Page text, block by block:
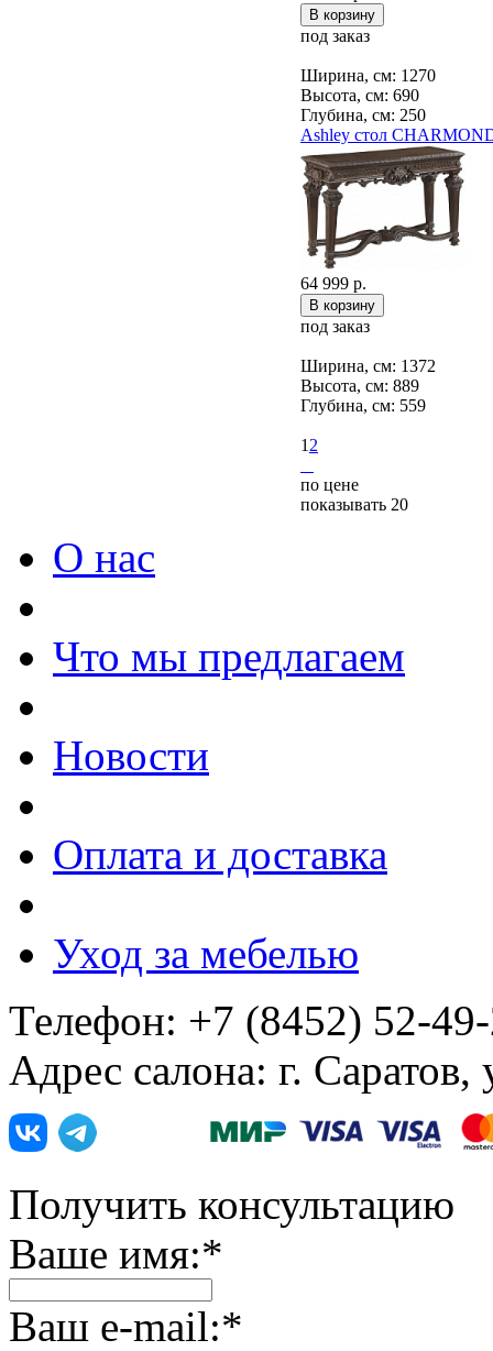
под заказ
Ширина, см: 1270
Высота, см: 690
Глубина, см: 250
Ashley стол
64 999 р.
под заказ
Ширина, см: 1372
Высота, см: 889
Глубина, см: 559
1 2
по цене
показывать 20
О нас
Что мы предлагаем
Новости
Оплата и доставка
Уход за мебелью
Телефон: +7 (8452) 52-
Адрес салона: г. Саратов,
Получить консультацию
Ваше имя:*
Ваш e-mail:*